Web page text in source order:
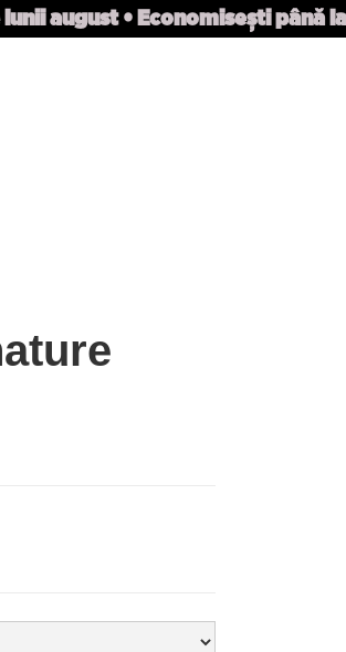
august • Economisești până